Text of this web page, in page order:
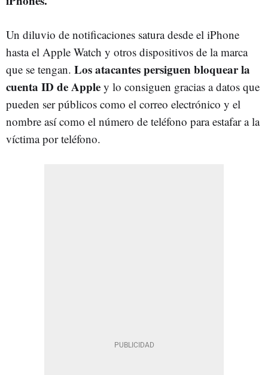
Un diluvio de notificaciones satura desde el iPhone
hasta el Apple Watch y otros dispositivos de la marca
que se tengan. Los atacantes persiguen bloquear la
cuenta ID de Apple y lo consiguen gracias a datos que
pueden ser públicos como el correo electrónico y el
nombre así como el número de teléfono para estafar a la
víctima por teléfono.